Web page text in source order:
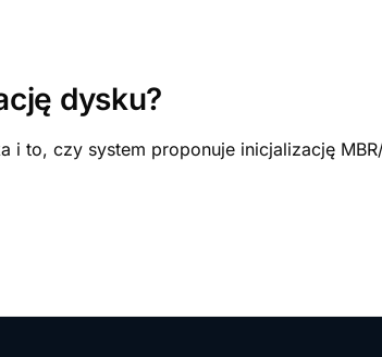
dysku?
i to, czy system proponuje inicjalizację